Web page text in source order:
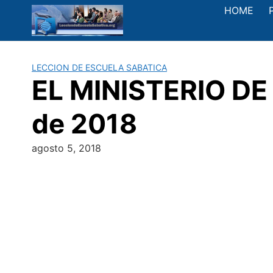
contenido
HOME
LECCION DE ESCUELA SABATICA
EL MINISTERIO
de 2018
agosto 5, 2018